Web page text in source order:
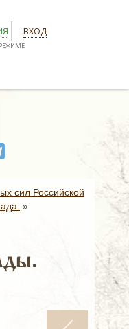
ВХОД
РЕЖИМЕ
сил Российской
»